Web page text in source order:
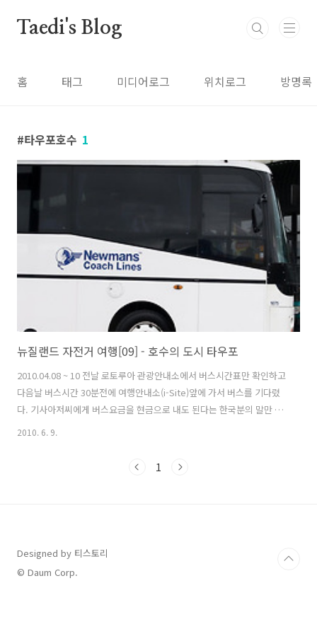
Taedi's Blog
홈 태그 미디어로그 위치로그 방명록
타우포호수 1
뉴질랜드 자전거 여행[09] - 호수의 도시 타우포
2010.04.08 ~ 10 전날 로토루아 관광안내소에서 버스시간표만 확인하고
다음날 버스시간 30분전에 여행안내소(i-Site)앞에 가서 버스를 기다렸
다. 기사아저씨에게 버스요금을 현금으로 내도 된다는 한국분의 말만 믿
고 갔다가 낭패를 봤다. 기사아저씨가 승객명단에 없다고 하시면서 버스
가서 버스티켓을 구입했다.. (다들 아시겠지만 해외에 나오면 예약은 필
2010. 6. 9.
1
Designed by 티스토리
© Daum Corp.